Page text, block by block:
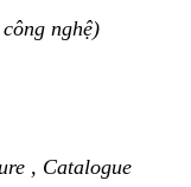
nghệ)
, Catalogue